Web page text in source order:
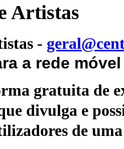
Artistas
-
a rede
gratuita de
divulga e
de